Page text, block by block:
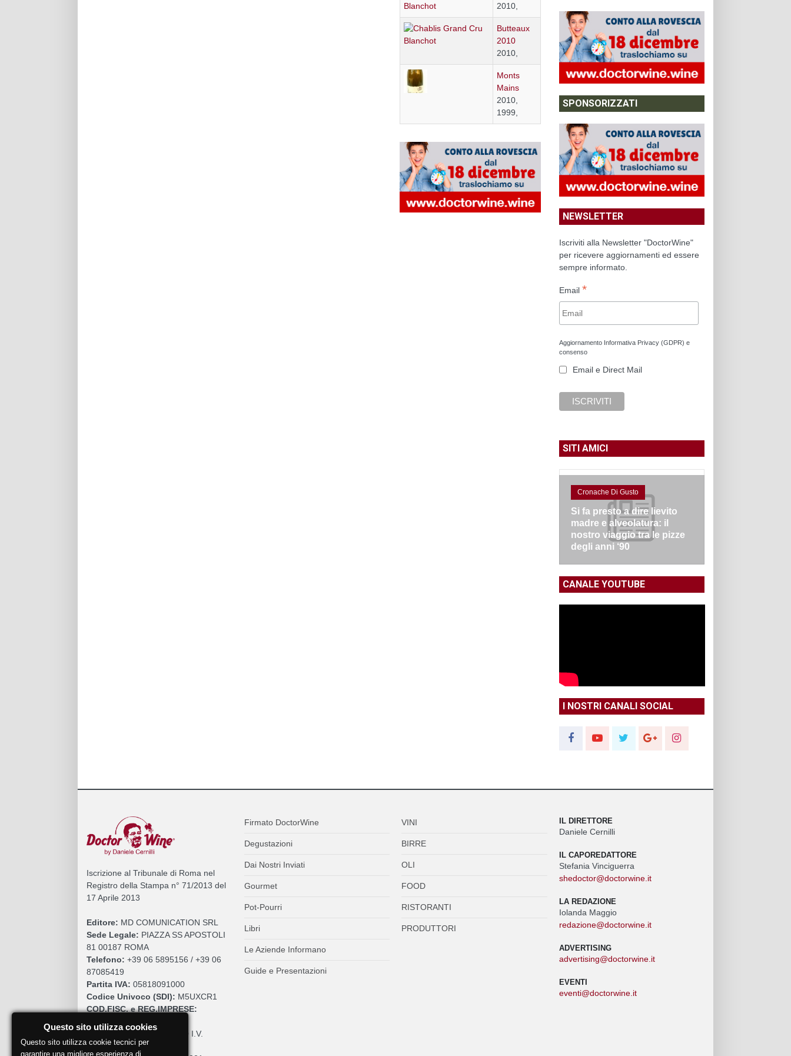
2010,
Butteaux
2010
2010,
Monts
Mains
2010,
1999,
SPONSORIZZATI
NEWSLETTER
Iscriviti alla Newsletter "DoctorWine"
per ricevere aggiornamenti ed essere
sempre informato.
Email *
Aggiornamento Informativa Privacy (GDPR) e
consenso
Email e Direct Mail
SITI AMICI
Cronache Di Gusto
Si fa presto a dire lievito
madre e alveolatura: il
nostro viaggio tra le pizze
degli anni ‘90
CANALE YOUTUBE
I NOSTRI CANALI SOCIAL
Iscrizione al Tribunale di Roma nel
Registro della Stampa n° 71/2013 del
17 Aprile 2013
Editore: MD COMUNICATION SRL
Sede Legale: PIAZZA SS APOSTOLI
81 00187 ROMA
Telefono: +39 06 5895156 / +39 06
87085419
Partita IVA: 05818091000
Codice Univoco (SDI): M5UXCR1
COD.FISC. e REG.IMPRESE:
Cap. Sociale:€. 10.200,00 I.V.
REA:RM 930252
Firmato DoctorWine
Degustazioni
Dai Nostri Inviati
Gourmet
Pot-Pourri
Libri
Le Aziende Informano
Guide e Presentazioni
VINI
BIRRE
OLI
FOOD
RISTORANTI
PRODUTTORI
IL DIRETTORE
Daniele Cernilli
IL CAPOREDATTORE
Stefania Vinciguerra
shedoctor@doctorwine.it
LA REDAZIONE
Iolanda Maggio
redazione@doctorwine.it
ADVERTISING
advertising@doctorwine.it
EVENTI
eventi@doctorwine.it
Questo sito utilizza cookies
Questo sito utilizza cookie tecnici per
garantire una migliore esperienza di